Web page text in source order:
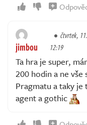
jimbou
čtvrtek,
12:19
Ta hra je super,
200 hodin a ne
Pragmatu a taky
agent a gothic